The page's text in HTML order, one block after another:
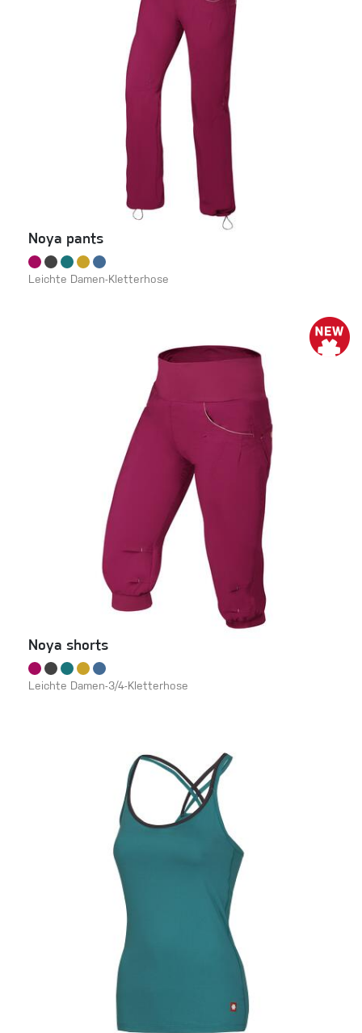
Noya pants
Leichte Damen-Kletterhose
Noya shorts
Leichte Damen-3/4-Kletterhose